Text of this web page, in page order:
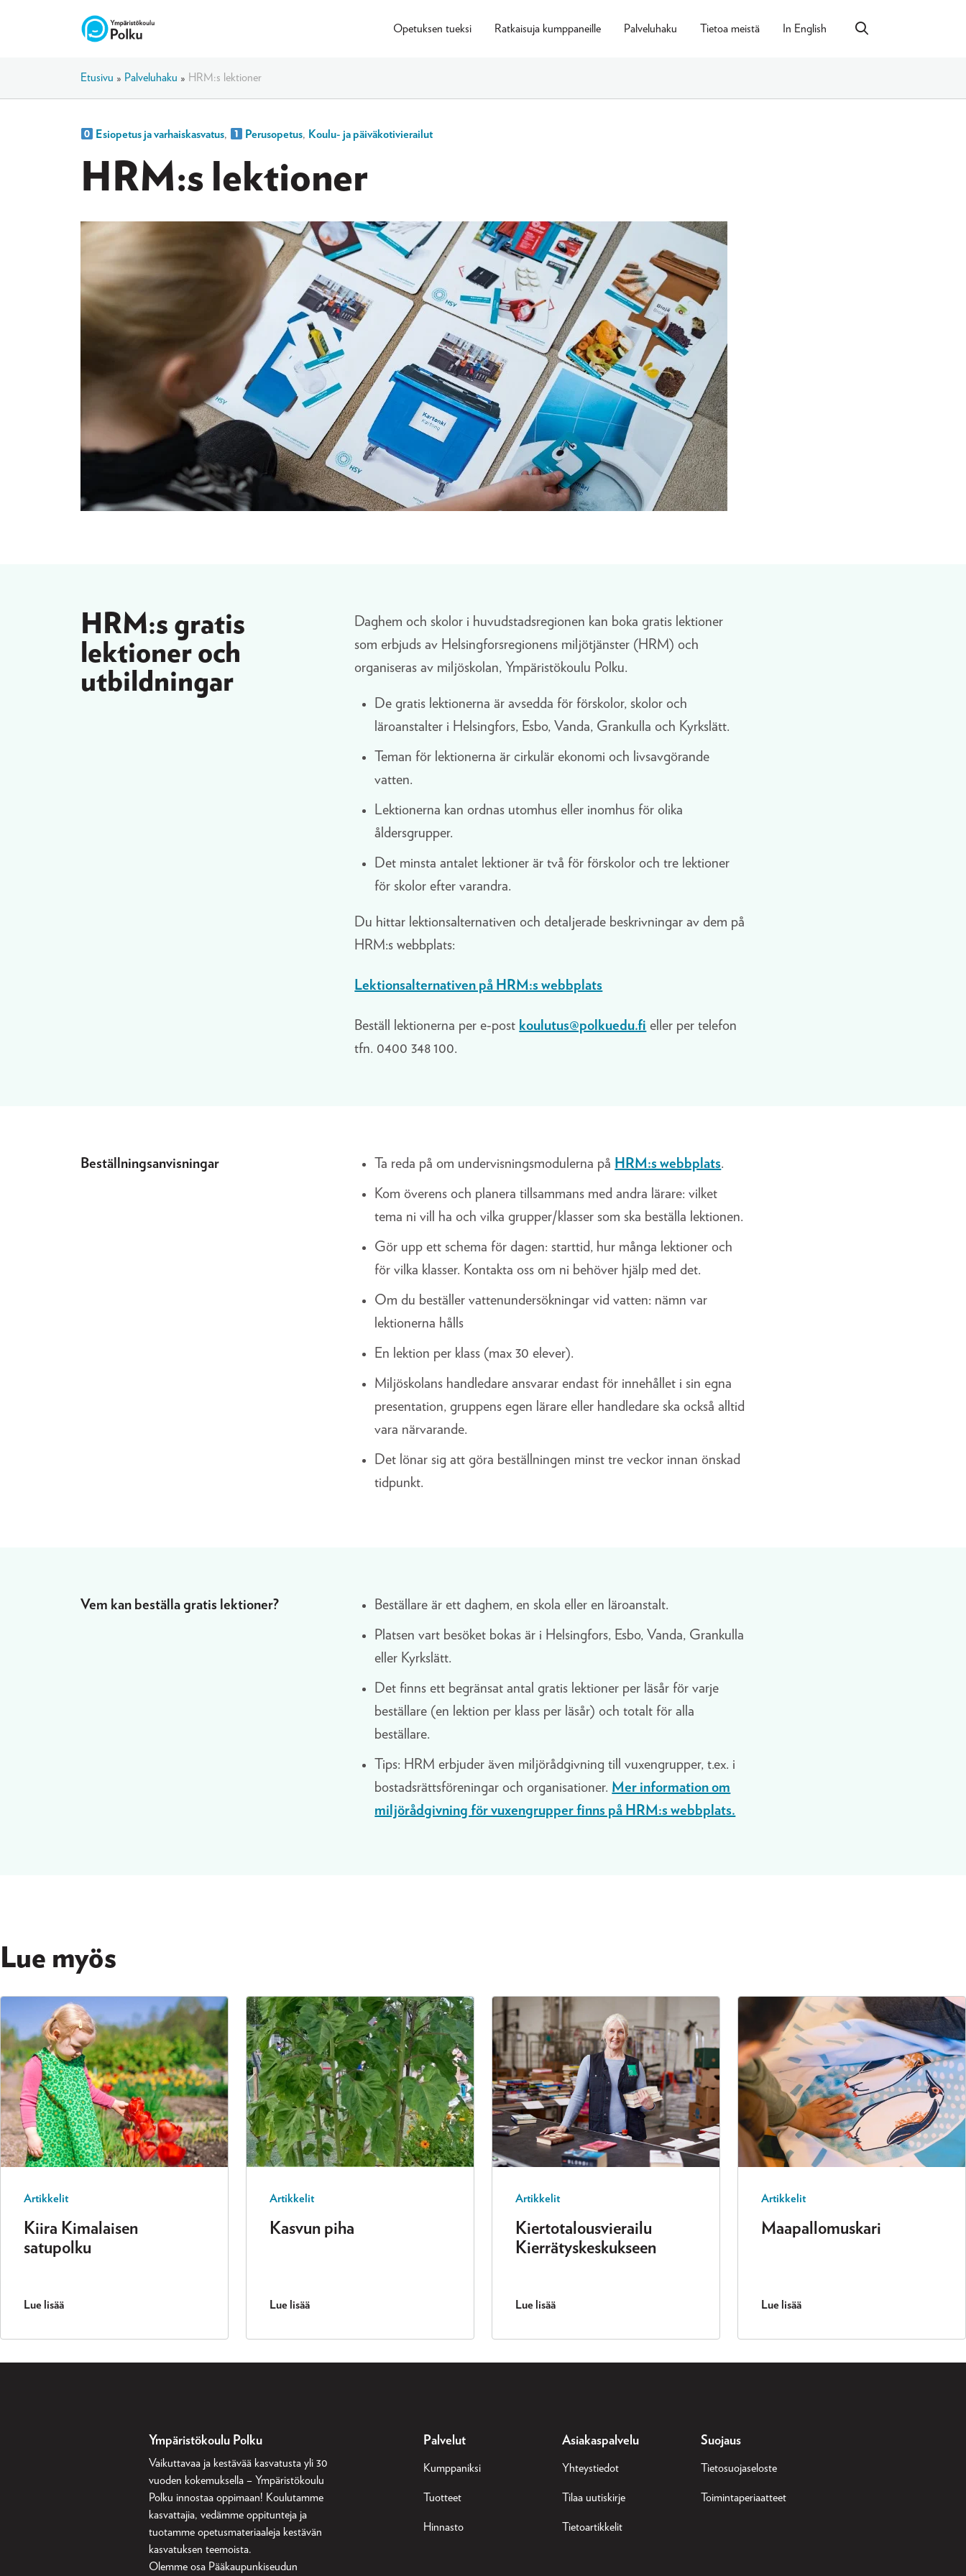
Opetuksen tueksi Ratkaisuja kumppaneille Palveluhaku Tietoa meistä In English
Etusivu » Palveluhaku » HRM:s lektioner
Esiopetus ja varhaiskasvatus, Perusopetus, Koulu- ja päiväkotivierailut
HRM:s lektioner
HRM:s gratis
lektioner och
utbildningar
Daghem och skolor i huvudstadsregionen kan boka gratis lektioner
som erbjuds av Helsingforsregionens miljötjänster (HRM) och
organiseras av miljöskolan, Ympäristökoulu Polku.
De gratis lektionerna är avsedda för förskolor, skolor och
läroanstalter i Helsingfors, Esbo, Vanda, Grankulla och Kyrkslätt.
Teman för lektionerna är cirkulär ekonomi och livsavgörande
vatten.
Lektionerna kan ordnas utomhus eller inomhus för olika
åldersgrupper.
Det minsta antalet lektioner är två för förskolor och tre lektioner
för skolor efter varandra.
Du hittar lektionsalternativen och detaljerade beskrivningar av dem på
HRM:s webbplats:
Lektionsalternativen på HRM:s webbplats
Beställ lektionerna per e-post koulutus@polkuedu.fi eller per telefon
tfn. 0400 348 100.
Beställningsanvisningar Ta reda på om undervisningsmodulerna på HRM:s webbplats.
Kom överens och planera tillsammans med andra lärare: vilket
tema ni vill ha och vilka grupper/klasser som ska beställa lektionen.
Gör upp ett schema för dagen: starttid, hur många lektioner och
för vilka klasser. Kontakta oss om ni behöver hjälp med det.
Om du beställer vattenundersökningar vid vatten: nämn var
lektionerna hålls
En lektion per klass (max 30 elever).
Miljöskolans handledare ansvarar endast för innehållet i sin egna
presentation, gruppens egen lärare eller handledare ska också alltid
vara närvarande.
Det lönar sig att göra beställningen minst tre veckor innan önskad
tidpunkt.
Vem kan beställa gratis lektioner? Beställare är ett daghem, en skola eller en läroanstalt.
Platsen vart besöket bokas är i Helsingfors, Esbo, Vanda, Grankulla
eller Kyrkslätt.
Det finns ett begränsat antal gratis lektioner per läsår för varje
beställare (en lektion per klass per läsår) och totalt för alla
beställare.
Tips: HRM erbjuder även miljörådgivning till vuxengrupper, t.ex. i
bostadsrättsföreningar och organisationer. Mer information om
miljörådgivning för vuxengrupper finns på HRM:s webbplats.
Lue myös
Artikkelit
Kiira Kimalaisen
satupolku
Lue lisää
Artikkelit
Kasvun piha
Lue lisää
Artikkelit
Kiertotalousvierailu
Kierrätyskeskukseen
Lue lisää
Artikkelit
Maapallomuskari
Lue lisää
Ympäristökoulu Polku
Vaikuttavaa ja kestävää kasvatusta yli 30
vuoden kokemuksella – Ympäristökoulu
Polku innostaa oppimaan! Koulutamme
kasvattajia, vedämme oppitunteja ja
tuotamme opetusmateriaaleja kestävän
kasvatuksen teemoista.
Olemme osa Pääkaupunkiseudun
Palvelut
Kumppaniksi
Tuotteet
Hinnasto
Asiakaspalvelu
Yhteystiedot
Tilaa uutiskirje
Tietoartikkelit
Suojaus
Tietosuojaseloste
Toimintaperiaatteet